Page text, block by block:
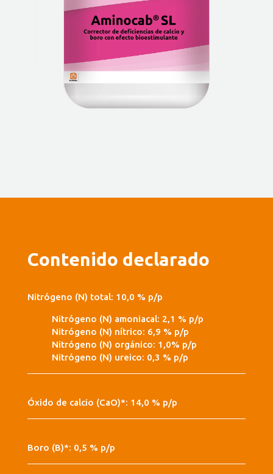
Contenido declarado
Nitrógeno (N) total: 10,0 % p/p
Nitrógeno (N) amoniacal: 2,1 % p/p
Nitrógeno (N) nítrico: 6,9 % p/p
Nitrógeno (N) orgánico: 1,0% p/p
Nitrógeno (N) ureico: 0,3 % p/p
Óxido de calcio (CaO)*: 14,0 % p/p
Boro (B)*: 0,5 % p/p